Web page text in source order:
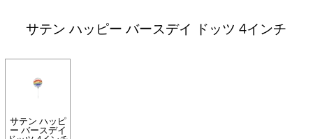
サテン ハッピー バースデイ ドッツ 4インチ
サテン ハッピ
ー バースデイ